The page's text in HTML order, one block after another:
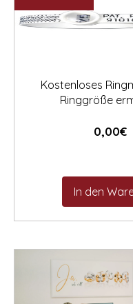
Kostenloses
Ringgröße
0,00€
In den